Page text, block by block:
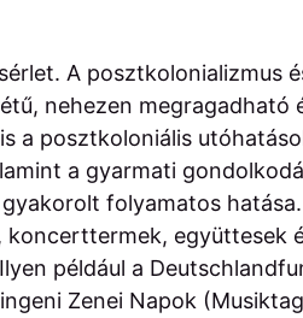
A posztkolonializmus
nehezen megragadható
a posztkoloniális
a gyarmati
folyamatos
együttesek
például a
Zenei Napok